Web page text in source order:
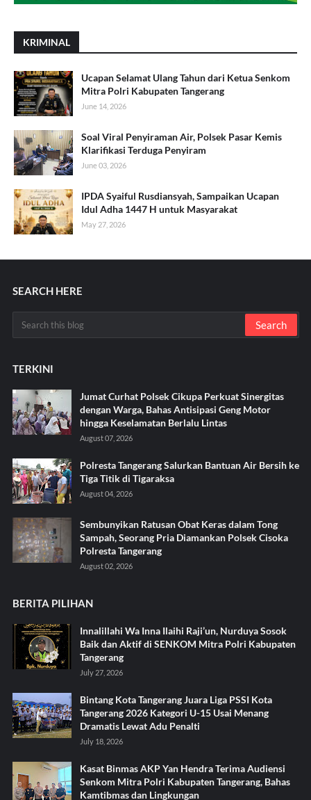
KRIMINAL
Ucapan Selamat Ulang Tahun dari Ketua Senkom
Mitra Polri Kabupaten Tangerang
June 14, 2026
Soal Viral Penyiraman Air, Polsek Pasar Kemis
Klarifikasi Terduga Penyiram
June 03, 2026
IPDA Syaiful Rusdiansyah, Sampaikan Ucapan
Idul Adha 1447 H untuk Masyarakat
May 27, 2026
SEARCH HERE
TERKINI
Jumat Curhat Polsek Cikupa Perkuat Sinergitas
dengan Warga, Bahas Antisipasi Geng Motor
hingga Keselamatan Berlalu Lintas
August 07, 2026
Polresta Tangerang Salurkan Bantuan Air Bersih ke
Tiga Titik di Tigaraksa ‎
August 04, 2026
Sembunyikan Ratusan Obat Keras dalam Tong
Sampah, Seorang Pria Diamankan Polsek Cisoka
Polresta Tangerang
August 02, 2026
BERITA PILIHAN
Innalillahi Wa Inna Ilaihi Raji’un, Nurduya Sosok
Baik dan Aktif di SENKOM Mitra Polri Kabupaten
Tangerang
July 27, 2026
Bintang Kota Tangerang Juara Liga PSSI Kota
Tangerang 2026 Kategori U-15 Usai Menang
Dramatis Lewat Adu Penalti
July 18, 2026
Kasat Binmas AKP Yan Hendra Terima Audiensi
Senkom Mitra Polri Kabupaten Tangerang, Bahas
Kamtibmas dan Lingkungan